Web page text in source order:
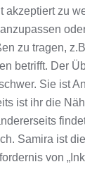
akzeptiert zu
zu tragen,
betrifft. Der
Sie ist
ist ihr die
Samira ist
von